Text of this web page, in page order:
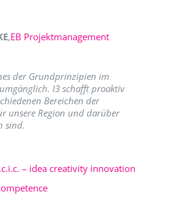
,EB Projektmanagement
der Grundprinzipien im
I3 schafft proaktiv
Bereichen der
unsere Region und darüber
sind.
– idea creativity innovation